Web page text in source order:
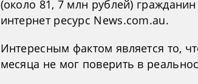
(около 81, 7 млн рублей)
интернет ресурс News.com.au.
Интересным фактом является то,
месяца не мог поверить в